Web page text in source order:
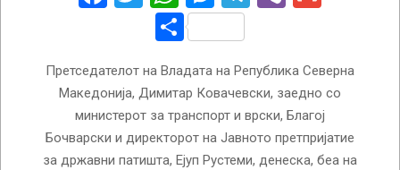
Share
Претседателот на Владата на Република Северна
Македонија, Димитар Ковачевски, заедно со
министерот за транспорт и врски, Благој
Бочварски и директорот на Јавното претпријатие
за државни патишта, Ејуп Рустеми, денеска, беа на